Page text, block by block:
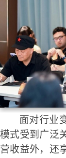
面对行业
模式受到广泛
营收益外，还